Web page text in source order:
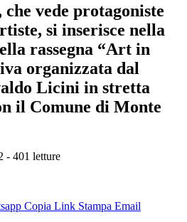
che vede protagoniste
si inserisce nella
rassegna “Art in
organizzata dal
Licini in stretta
il Comune di Monte
- 401 letture
Copia Link Stampa Email